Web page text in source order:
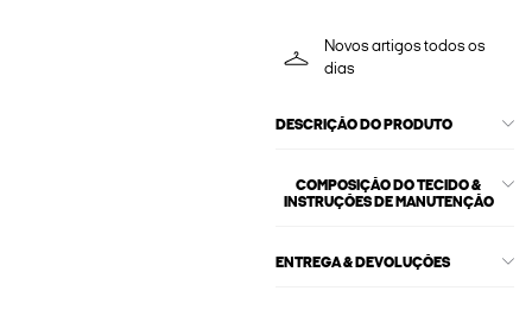
Novos artigos todos os
dias
DESCRIÇÃO DO PRODUTO
COMPOSIÇÃO DO TECIDO &
INSTRUÇÕES DE MANUTENÇÃO
ENTREGA & DEVOLUÇÕES